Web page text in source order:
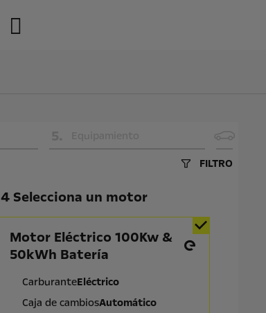
FILTRO
4 Selecciona un motor
Motor Eléctrico 100Kw &
50kWh Batería
CarburanteEléctrico
Caja de cambiosAutomático